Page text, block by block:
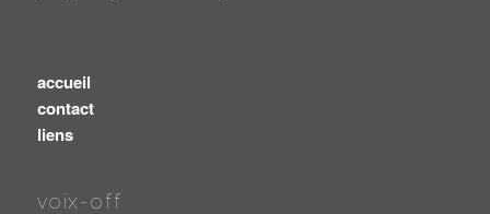
accueil
contact
liens
voix-off